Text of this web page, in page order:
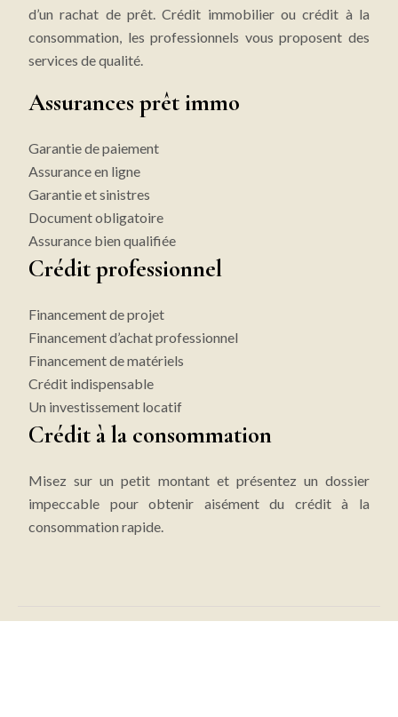
d’un rachat de prêt. Crédit immobilier ou crédit à la
consommation, les professionnels vous proposent des
services de qualité.
Assurances prêt immo
Garantie de paiement
Assurance en ligne
Garantie et sinistres
Document obligatoire
Assurance bien qualifiée
Crédit professionnel
Financement de projet
Financement d’achat professionnel
Financement de matériels
Crédit indispensable
Un investissement locatif
Crédit à la consommation
Misez sur un petit montant et présentez un dossier
impeccable pour obtenir aisément du crédit à la
consommation rapide.